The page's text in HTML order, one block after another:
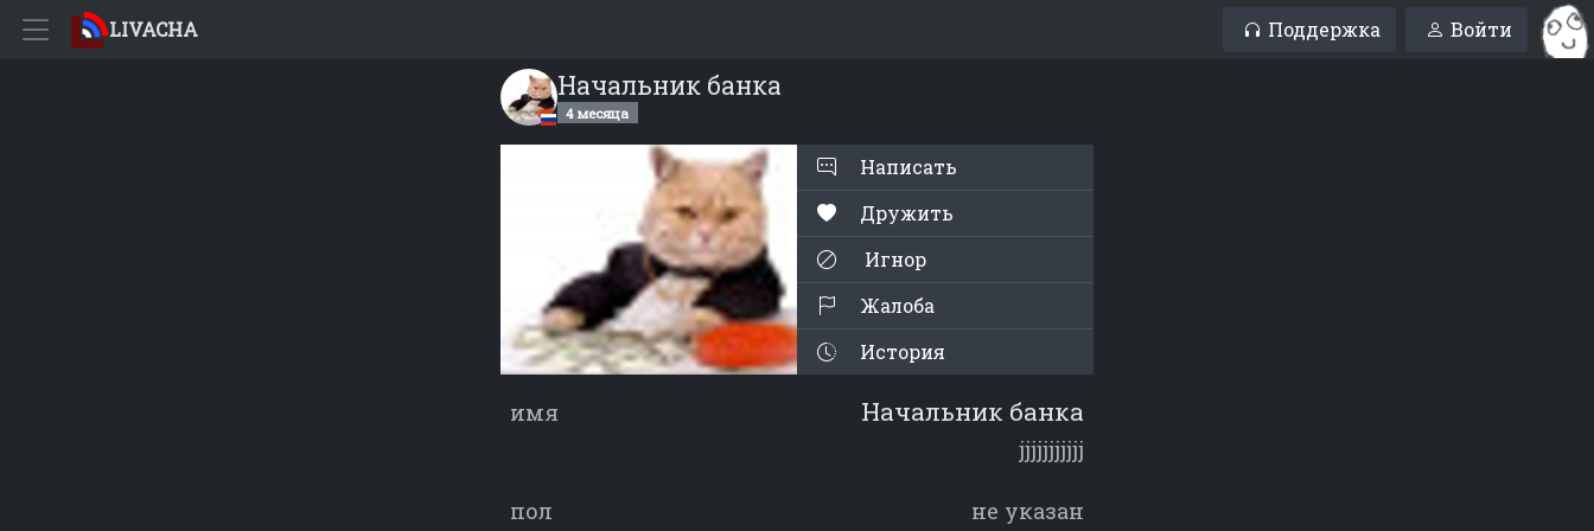
LIVACHA Поддержка Войти
Начальник банка
4 месяца
Написать
Дружить
Игнор
Жалоба
История
имя Начальник банка
jjjjjjjjjjj
пол не указан